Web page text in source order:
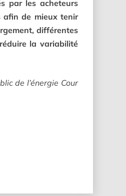
par les acheteurs
afin de mieux tenir
différentes
la variabilité
de l’énergie Cour